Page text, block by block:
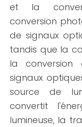
et la
conversion
de signaux
tandis que la
la conversion
signaux
source de
convertit
lumineuse, la